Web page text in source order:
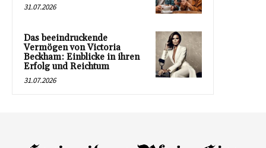
31.07.2026
Das beeindruckende
Vermögen von Victoria
Beckham: Einblicke in ihren
Erfolg und Reichtum
31.07.2026